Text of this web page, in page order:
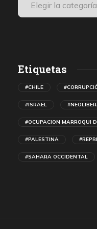
Etiquetas
#CHILE
#ISRAEL
#OCUPACION MARROQUI
#PALESTINA
#SAHARA OCCIDENTAL